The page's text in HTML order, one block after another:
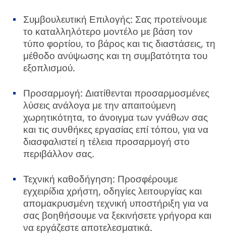
Συμβουλευτική Επιλογής: Σας προτείνουμε
το καταλληλότερο μοντέλο με βάση τον
τύπο φορτίου, το βάρος και τις διαστάσεις, τη
μέθοδο ανύψωσης και τη συμβατότητα του
εξοπλισμού.
Προσαρμογή: Διατίθενται προσαρμοσμένες
λύσεις ανάλογα με την απαιτούμενη
χωρητικότητα, το άνοιγμα των γνάθων σας
και τις συνθήκες εργασίας επί τόπου, για να
διασφαλιστεί η τέλεια προσαρμογή στο
περιβάλλον σας.
Τεχνική καθοδήγηση: Προσφέρουμε
εγχειρίδια χρήστη, οδηγίες λειτουργίας και
απομακρυσμένη τεχνική υποστήριξη για να
σας βοηθήσουμε να ξεκινήσετε γρήγορα και
να εργάζεστε αποτελεσματικά.